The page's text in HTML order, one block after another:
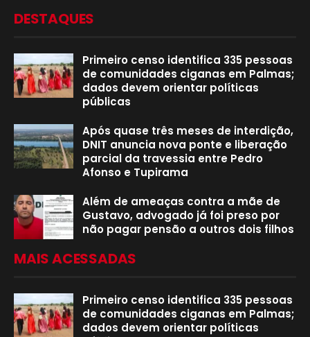
DESTAQUES
Primeiro censo identifica 335 pessoas
de comunidades ciganas em Palmas;
dados devem orientar políticas
públicas
Após quase três meses de interdição,
DNIT anuncia nova ponte e liberação
parcial da travessia entre Pedro
Afonso e Tupirama
Além de ameaças contra a mãe de
Gustavo, advogado já foi preso por
não pagar pensão a outros dois filhos
MAIS ACESSADAS
Primeiro censo identifica 335 pessoas
de comunidades ciganas em Palmas;
dados devem orientar políticas